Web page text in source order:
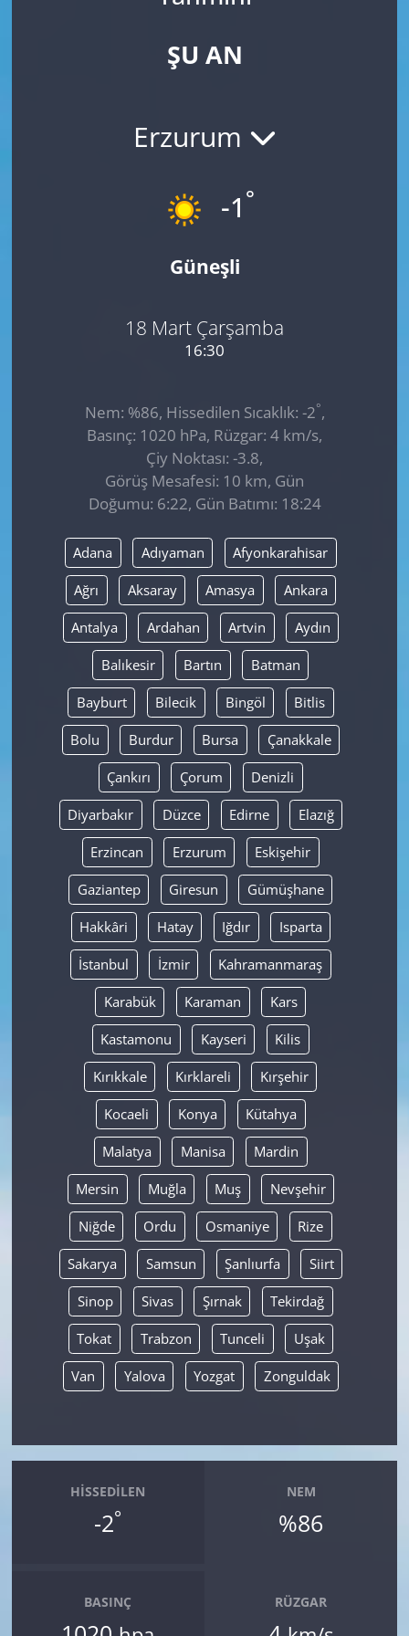
ŞU AN
Erzurum
-1 °
Güneşli
18 Mart Çarşamba
16:30
Nem: %86, Hissedilen Sıcaklık: -2°,
Basınç: 1020 hPa, Rüzgar: 4 km/s,
Çiy Noktası: -3.8,
Görüş Mesafesi: 10 km, Gün
Doğumu: 6:22, Gün Batımı: 18:24
Adana Adıyaman Afyonkarahisar
Ağrı Aksaray Amasya Ankara
Antalya Ardahan Artvin Aydın
Balıkesir Bartın Batman
Bayburt Bilecik Bingöl Bitlis
Bolu Burdur Bursa Çanakkale
Çankırı Çorum Denizli
Diyarbakır Düzce Edirne Elazığ
Erzincan Erzurum Eskişehir
Gaziantep Giresun Gümüşhane
Hakkâri Hatay Iğdır Isparta
İstanbul İzmir Kahramanmaraş
Karabük Karaman Kars
Kastamonu Kayseri Kilis
Kırıkkale Kırklareli Kırşehir
Kocaeli Konya Kütahya
Malatya Manisa Mardin
Mersin Muğla Muş Nevşehir
Niğde Ordu Osmaniye Rize
Sakarya Samsun Şanlıurfa Siirt
Sinop Sivas Şırnak Tekirdağ
Tokat Trabzon Tunceli Uşak
Van Yalova Yozgat Zonguldak
HISSEDILEN
-2°
NEM
%86
BASINÇ RÜZGAR